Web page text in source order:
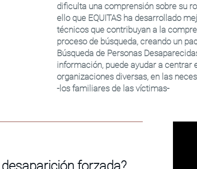
dificulta una comprensión sobre su
ello que EQUITAS ha desarrollado
técnicos que contribuyan a la
proceso de búsqueda, creando un
Búsqueda de Personas
información, puede ayudar a centrar
organizaciones diversas, en las
-los familiares de las víctimas-